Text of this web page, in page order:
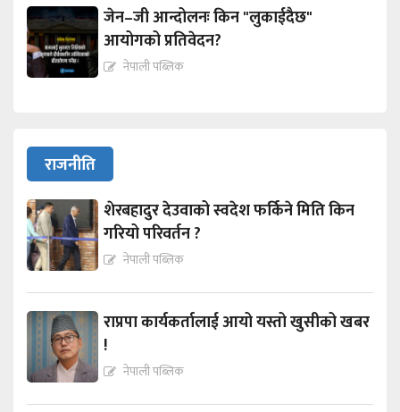
जेन–जी आन्दोलनः किन "लुकाईदैछ"
आयोगको प्रतिवेदन?
नेपाली पब्लिक
राजनीति
शेरबहादुर देउवाको स्वदेश फर्किने मिति किन
गरियो परिवर्तन ?
नेपाली पब्लिक
राप्रपा कार्यकर्तालाई आयो यस्तो खुसीको खबर
!
नेपाली पब्लिक